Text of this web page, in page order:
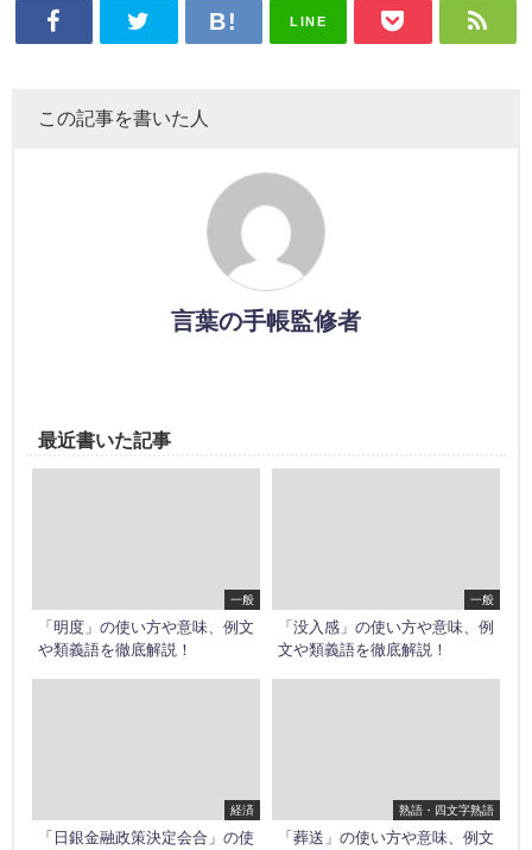
LINE
この記事を書いた人
言葉の手帳監修者
最近書いた記事
一般
「明度」の使い方や意味、例文
や類義語を徹底解説！
一般
「没入感」の使い方や意味、例
文や類義語を徹底解説！
経済
「日銀金融政策決定会合」の使
熟語・四文字熟語
「葬送」の使い方や意味、例文